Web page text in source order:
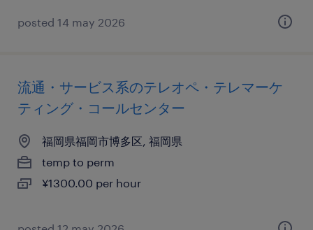
posted 14 may 2026
流通・サービス系のテレオペ・テレマーケ
ティング・コールセンター
福岡県福岡市博多区, 福岡県
temp to perm
¥1300.00 per hour